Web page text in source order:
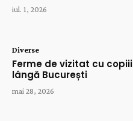
iul. 1, 2026
Diverse
Ferme de vizitat cu copiii
lângă București
mai 28, 2026